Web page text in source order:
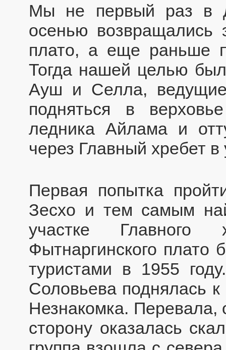
Мы не первый раз в
осенью возвращались
плато, а еще раньше
Тогда нашей целью
Ауш и Селла,
подняться в
ледника Айлама и
через Главный хребет
Первая попытка
Зесхо и тем самым
участке
Фытнаргинского плато
туристами в 1955
Соловьева поднялась
Незнакомка.
сторону оказалась